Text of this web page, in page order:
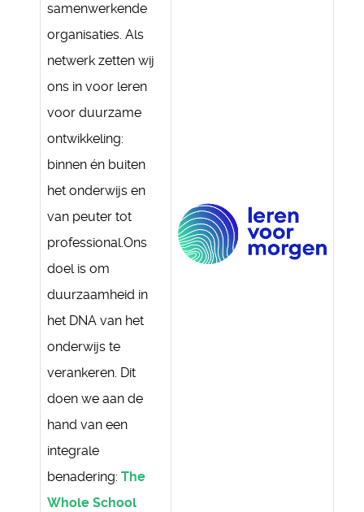
samenwerkende
organisaties. Als
netwerk zetten wij
ons in voor leren
voor duurzame
ontwikkeling:
binnen én buiten
het onderwijs en
van peuter tot
professional.Ons
doel is om
duurzaamheid in
het DNA van het
onderwijs te
verankeren. Dit
doen we aan de
hand van een
integrale
benadering: The
Whole School